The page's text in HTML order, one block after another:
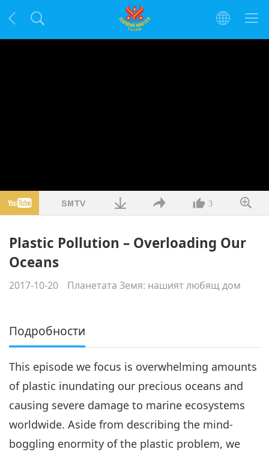
3
Plastic Pollution – Overloading Our
Oceans
2017-10-20 Планетата Земя: нашият любящ дом
Подробности
This episode we focus is overwhelming amounts
of plastic inundating our precious oceans and
causing severe damage to marine ecosystems
worldwide. Aside from describing the mind-
boggling enormity of the plastic problem, we